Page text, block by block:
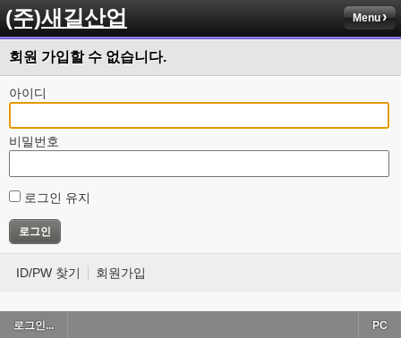
(주)새길산업 Menu
회원 가입할 수 없습니다.
아이디
비밀번호
로그인 유지
ID/PW 찾기 회원가입
로그인... PC